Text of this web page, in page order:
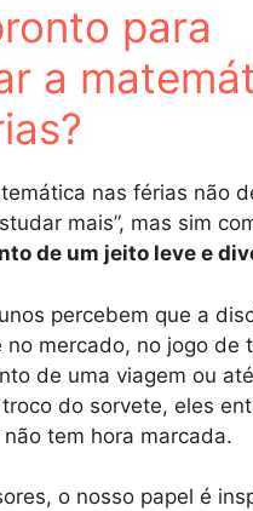
para
a
nas férias não
mais”, mas sim
de um jeito leve e
percebem que a
no mercado, no jogo de
de uma viagem ou
do sorvete, eles
tem hora marcada.
o nosso papel é